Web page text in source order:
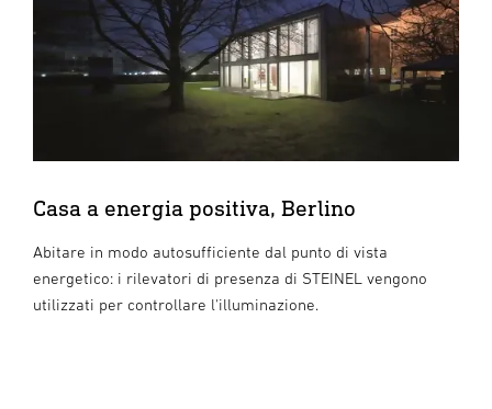
Casa a energia positiva, Berlino
Abitare in modo autosufficiente dal punto di vista
energetico: i rilevatori di presenza di STEINEL vengono
utilizzati per controllare l'illuminazione.